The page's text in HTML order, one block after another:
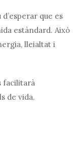
que es
estàndard. Això
lleialtat i
facilitarà
de vida.